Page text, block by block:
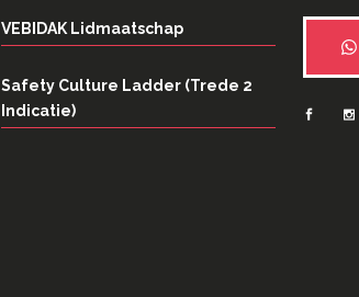
VEBIDAK Lidmaatschap
Safety Culture Ladder (Trede 2
Indicatie)